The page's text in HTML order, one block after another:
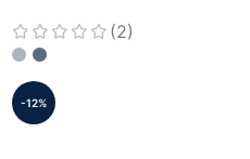
(2)
-12%